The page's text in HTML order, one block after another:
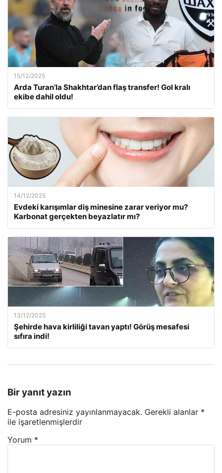
15/12/2025
Arda Turan’la Shakhtar’dan flaş transfer! Gol kralı
ekibe dahil oldu!
14/12/2025
Evdeki karışımlar diş minesine zarar veriyor mu?
Karbonat gerçekten beyazlatır mı?
13/12/2025
Şehirde hava kirliliği tavan yaptı! Görüş mesafesi
sıfıra indi!
Bir yanıt yazın
E-posta adresiniz yayınlanmayacak. Gerekli alanlar *
ile işaretlenmişlerdir
Yorum *